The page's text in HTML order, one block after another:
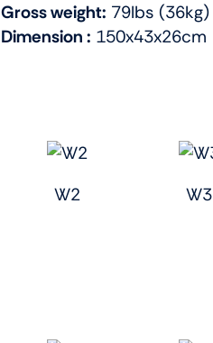
Gross weight: 79lbs (36kg)
Dimension : 150x43x26cm
W2 W3